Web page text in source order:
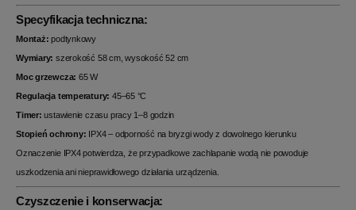
Specyfikacja techniczna:
Montaż: podtynkowy
Wymiary: szerokość 58 cm, wysokość 52 cm
Moc grzewcza: 65 W
Regulacja temperatury: 45–65 °C
Timer: ustawienie czasu pracy 1–8 godzin
Stopień ochrony: IPX4 – odporność na bryzgi wody z dowolnego kierunku
Oznaczenie IPX4 potwierdza, że przypadkowe zachlapanie wodą nie powoduje
uszkodzenia ani nieprawidłowego działania urządzenia.
Czyszczenie i konserwacja: